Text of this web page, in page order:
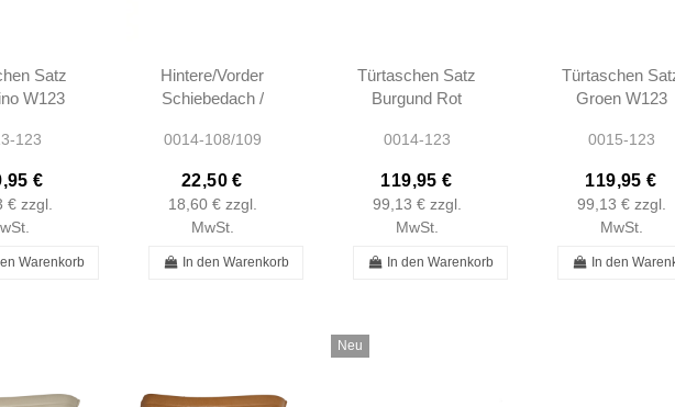
Satz
W123
123
€
€ zzgl.
Warenkorb
Hintere/Vorder
Schiebedach /
W123 W126
W110 W112
W114 W115...
0014-108/109
22,50 €
18,60 € zzgl.
MwSt.
In den Warenkorb
Türtaschen Satz
Burgund Rot
A237270164
0014-123
119,95 €
99,13 € zzgl.
MwSt.
In den Warenkorb
Türtaschen
Groen W123
A1237270264
0015-123
119,95 €
99,13 € zzgl.
MwSt.
In den
Neu